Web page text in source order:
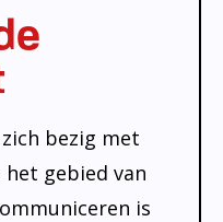
bezig met
gebied van
is